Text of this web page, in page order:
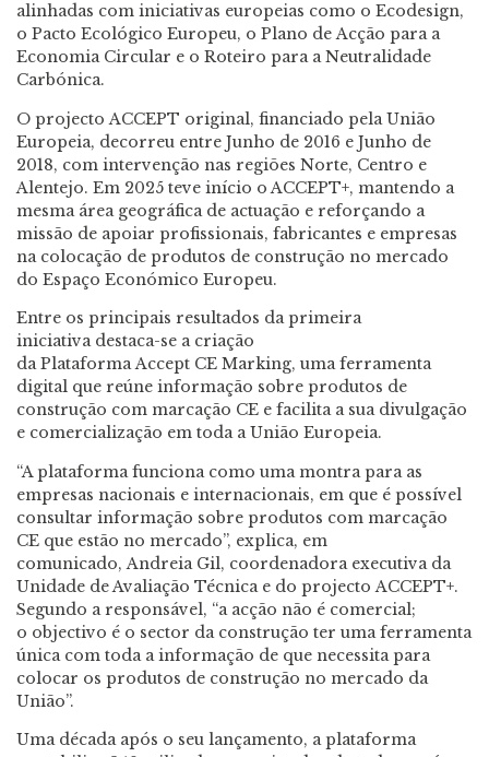
alinhadas com iniciativas europeias como o Ecodesign,
o Pacto Ecológico Europeu, o Plano de Acção para a
Economia Circular e o Roteiro para a Neutralidade
Carbónica.
O projecto ACCEPT original, financiado pela União
Europeia, decorreu entre Junho de 2016 e Junho de
2018, com intervenção nas regiões Norte, Centro e
Alentejo. Em 2025 teve início o ACCEPT+, mantendo a
mesma área geográfica de actuação e reforçando a
missão de apoiar profissionais, fabricantes e empresas
na colocação de produtos de construção no mercado
do Espaço Económico Europeu.
Entre os principais resultados da primeira
iniciativa destaca-se a criação
daPlataforma Accept CE Marking, uma ferramenta
digital que reúne informação sobre produtos de
construção com marcação CE e facilita a sua divulgação
e comercialização em toda a União Europeia.
“A plataforma funciona como uma montra para as
empresas nacionais e internacionais, em que é possível
consultar informação sobre produtos com marcação
CE que estão no mercado”, explica, em
comunicado, Andreia Gil, coordenadora executiva da
Unidade de Avaliação Técnica e do projecto ACCEPT+.
Segundo a responsável, “a acção não é comercial;
o objectivo é o sector da construção ter uma ferramenta
única com toda a informação de que necessita para
colocar os produtos de construção no mercado da
União”.
Uma década após o seu lançamento, a plataforma